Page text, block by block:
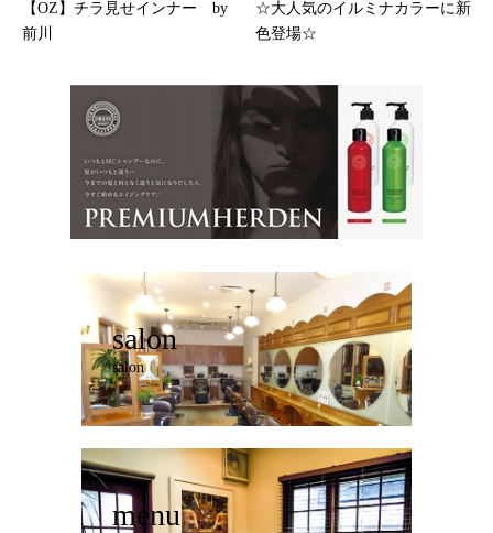
【OZ】チラ見せインナー by
前川
☆大人気のイルミナカラーに新
色登場☆
salon
salon
menu